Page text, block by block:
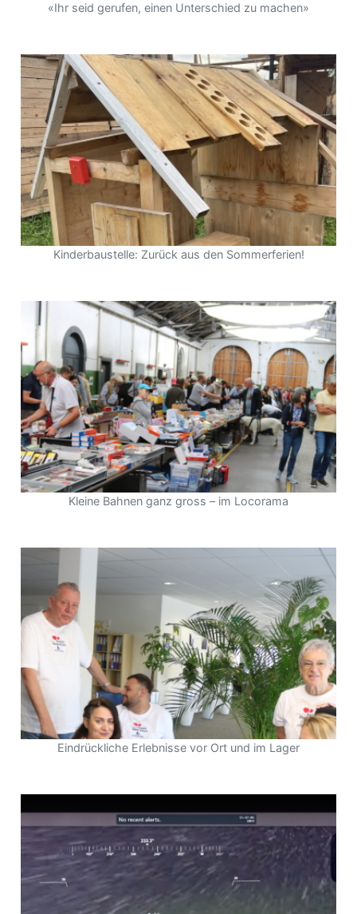
«Ihr seid gerufen, einen Unterschied zu machen»
Kinderbaustelle: Zurück aus den Sommerferien!
Kleine Bahnen ganz gross – im Locorama
Eindrückliche Erlebnisse vor Ort und im Lager